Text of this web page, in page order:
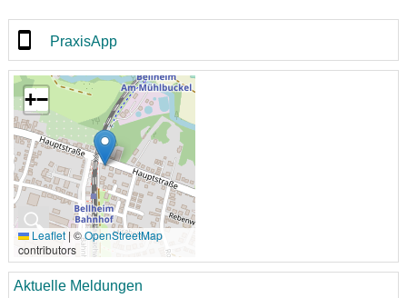
PraxisApp
🔍
+−
Leaflet | ©OpenStreetMap
contributors
Aktuelle Meldungen